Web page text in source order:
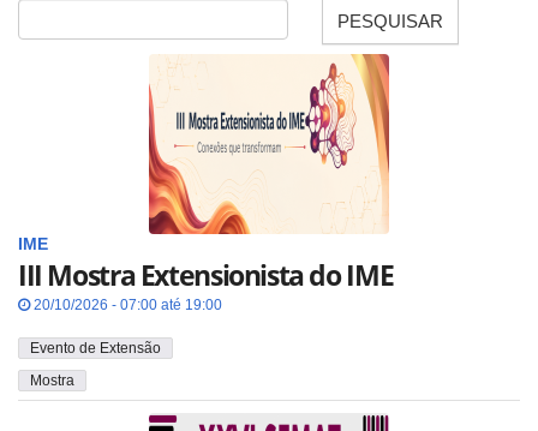
PESQUISAR
IME
III Mostra Extensionista do IME
20/10/2026 - 07:00 até 19:00
Evento de Extensão
Mostra